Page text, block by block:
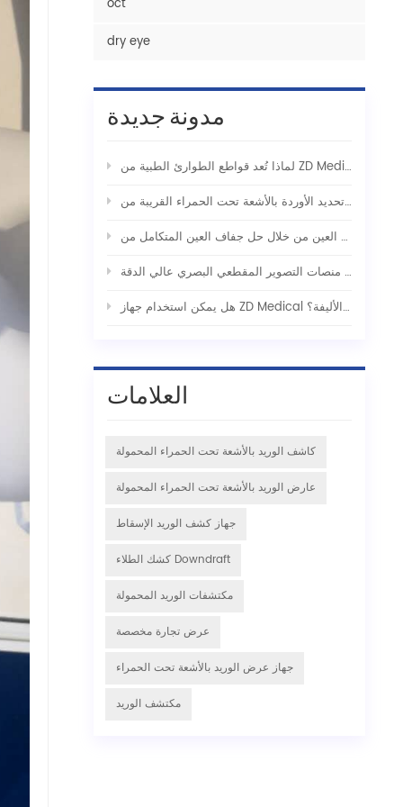
oct
dry eye
مدونة جديدة
هل يمكن استخدام جهاز ZD Medical لتحديد الأوردة الوريدي للاستخدام مع الحيوانات الأليفة؟
العلامات
كاشف الوريد بالأشعة تحت الحمراء المحمولة
عارض الوريد بالأشعة تحت الحمراء المحمولة
جهاز كشف الوريد الإسقاط
كشك الطلاء Downdraft
مكتشفات الوريد المحمولة
عرض تجارة مخصصة
جهاز عرض الوريد بالأشعة تحت الحمراء
مكتشف الوريد